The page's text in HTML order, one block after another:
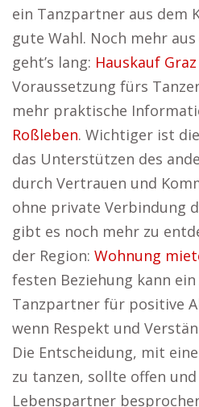
ein Tanzpartner aus dem
gute Wahl. Noch mehr
geht’s lang: Hauskauf Graz
Voraussetzung fürs
mehr praktische
Roßleben. Wichtiger ist
das Unterstützen des
durch Vertrauen und
ohne private Verbindung
gibt es noch mehr zu
der Region: Wohnung
festen Beziehung kann
Tanzpartner für positive
wenn Respekt und
Die Entscheidung, mit
zu tanzen, sollte offen
Lebenspartner